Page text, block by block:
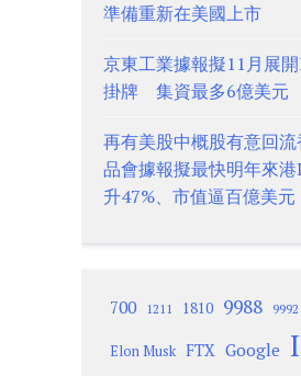
準備重新在美國上市
京東工業據報擬11月展
掛牌 集資最多6億美元
再有美股中概股有意回
品會據報擬最快明年來
升47%、市值逼百億美元
700 1211 1810 9988 9992
Elon Musk FTX Google